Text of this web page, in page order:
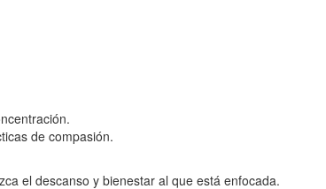
de compasión.
el descanso y bienestar al que está enfocada.